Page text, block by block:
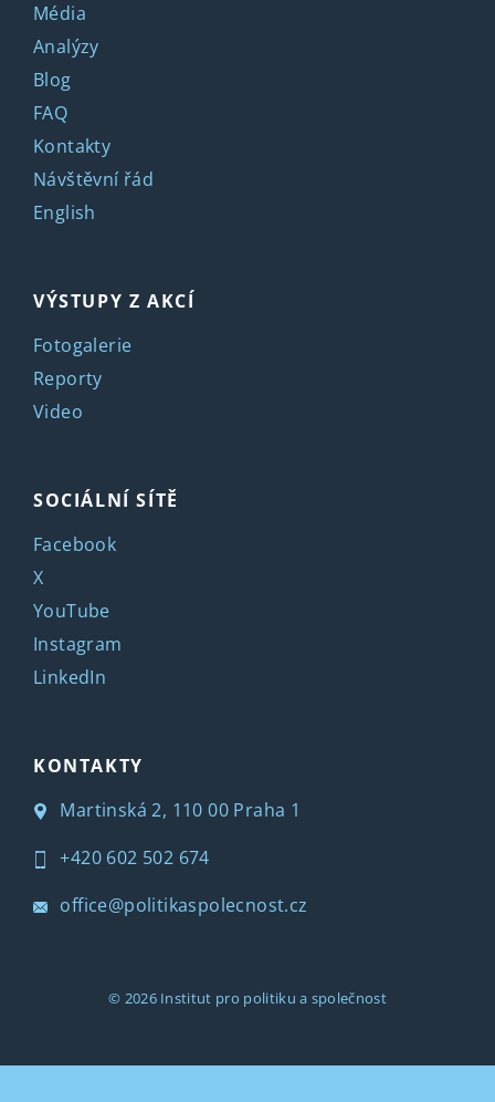
Média
Analýzy
Blog
FAQ
Kontakty
Návštěvní řád
English
VÝSTUPY Z AKCÍ
Fotogalerie
Reporty
Video
SOCIÁLNÍ SÍTĚ
Facebook
X
YouTube
Instagram
LinkedIn
KONTAKTY
Martinská 2, 110 00 Praha 1
+420 602 502 674
office@politikaspolecnost.cz
© 2026 Institut pro politiku a společnost